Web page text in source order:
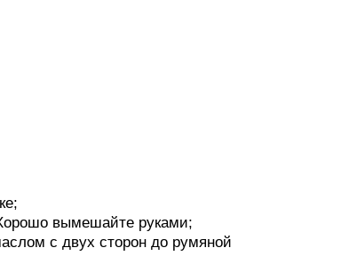
вымешайте руками;
с двух сторон до румяной